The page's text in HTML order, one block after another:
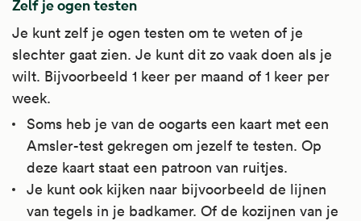
Zelf je ogen testen
Je kunt zelf je ogen testen om te weten of je
slechter gaat zien. Je kunt dit zo vaak doen als je
wilt. Bijvoorbeeld 1 keer per maand of 1 keer per
week.
Soms heb je van de oogarts een kaart met een
Amsler-test gekregen om jezelf te testen. Op
deze kaart staat een patroon van ruitjes.
Je kunt ook kijken naar bijvoorbeeld de lijnen
van tegels in je badkamer. Of de kozijnen van je